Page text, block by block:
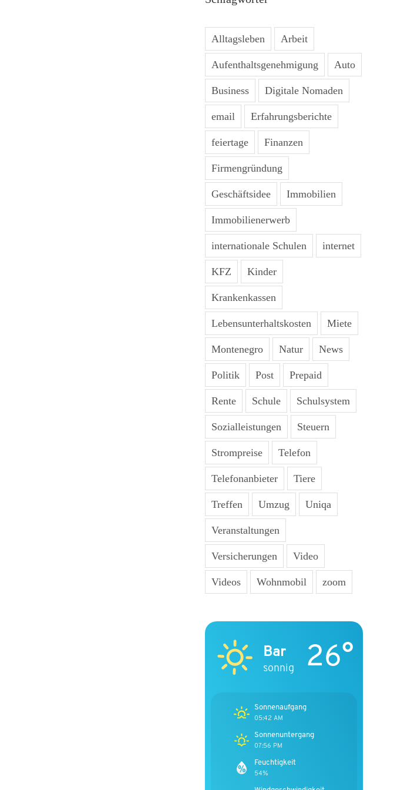
Alltagsleben Arbeit
Aufenthaltsgenehmigung Auto
Business Digitale Nomaden
email Erfahrungsberichte
feiertage Finanzen
Firmengründung
Geschäftsidee Immobilien
Immobilienerwerb
internationale Schulen internet
KFZ Kinder
Krankenkassen
Lebensunterhaltskosten Miete
Montenegro Natur News
Politik Post Prepaid
Rente Schule Schulsystem
Sozialleistungen Steuern
Strompreise Telefon
Telefonanbieter Tiere
Treffen Umzug Uniqa
Veranstaltungen
Versicherungen Video
Videos Wohnmobil zoom
Bar
sonnig 26°
Sonnenaufgang
05:42 AM
Sonnenuntergang
07:56 PM
Feuchtigkeit
54%